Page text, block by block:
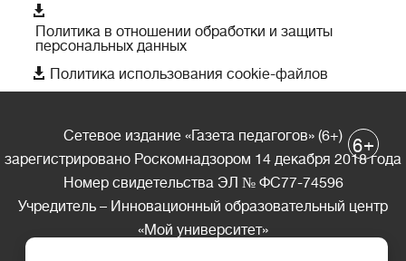

Политика в отношении обработки и защиты
персональных данных
 Политика использования cookie-файлов
Сетевое издание «Газета педагогов» (6+)
зарегистрировано Роскомнадзором 14 декабря 2018 года
Номер свидетельства ЭЛ № ФС77-74596
Учредитель – Инновационный образовательный центр
«Мой университет»
6+